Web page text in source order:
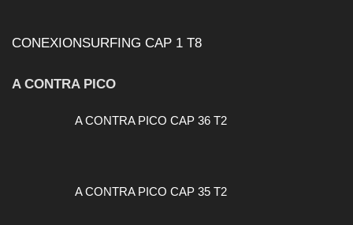
CONEXIONSURFING CAP 1 T8
A CONTRA PICO
A CONTRA PICO CAP 36 T2
A CONTRA PICO CAP 35 T2